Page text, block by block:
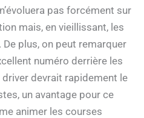
pas forcément sur
mais, en vieillissant, les
plus, on peut remarquer
numéro derrière les
devrait rapidement le
un avantage pour ce
animer les courses